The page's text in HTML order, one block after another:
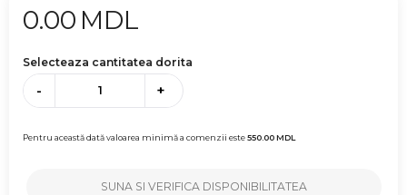
0.00 MDL
Selecteaza cantitatea dorita
- +
Pentru această dată valoarea minimă a comenzii este550.00MDL
SUNA SI VERIFICA DISPONIBILITATEA